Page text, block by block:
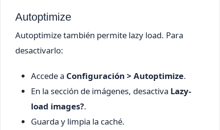
Autoptimize
Autoptimize también permite lazy load. Para
desactivarlo:
Accede a Configuración > Autoptimize.
En la sección de imágenes, desactiva Lazy-
load images?.
Guarda y limpia la caché.